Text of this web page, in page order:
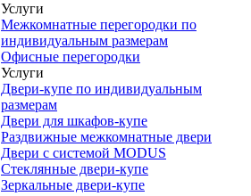
Услуги
Межкомнатные перегородки по
индивидуальным размерам
Офисные перегородки
Услуги
Двери-купе по индивидуальным
размерам
Двери для шкафов-купе
Раздвижные межкомнатные двери
Двери с системой MODUS
Стеклянные двери-купе
Зеркальные двери-купе